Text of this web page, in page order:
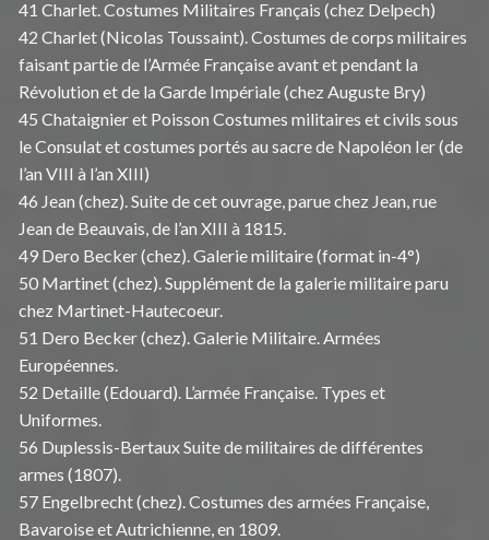
41 Charlet. Costumes Militaires Français (chez Delpech)
42 Charlet (Nicolas Toussaint). Costumes de corps militaires
faisant partie de l’Armée Française avant et pendant la
Révolution et de la Garde Impériale (chez Auguste Bry)
45 Chataignier et Poisson Costumes militaires et civils sous
le Consulat et costumes portés au sacre de Napoléon Ier (de
l’an VIII à l’an XIII)
46 Jean (chez). Suite de cet ouvrage, parue chez Jean, rue
Jean de Beauvais, de l’an XIII à 1815.
49 Dero Becker (chez). Galerie militaire (format in-4°)
50 Martinet (chez). Supplément de la galerie militaire paru
chez Martinet-Hautecoeur.
51 Dero Becker (chez). Galerie Militaire. Armées
Européennes.
52 Detaille (Edouard). L’armée Française. Types et
Uniformes.
56 Duplessis-Bertaux Suite de militaires de différentes
armes (1807).
57 Engelbrecht (chez). Costumes des armées Française,
Bavaroise et Autrichienne, en 1809.